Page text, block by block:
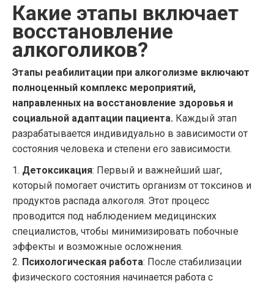
Какие этапы включает
восстановление
алкоголиков?
Этапы реабилитации при алкоголизме включают
полноценный комплекс мероприятий,
направленных на восстановление здоровья и
социальной адаптации пациента. Каждый этап
разрабатывается индивидуально в зависимости от
состояния человека и степени его зависимости.
1. Детоксикация: Первый и важнейший шаг,
который помогает очистить организм от токсинов и
продуктов распада алкоголя. Этот процесс
проводится под наблюдением медицинских
специалистов, чтобы минимизировать побочные
эффекты и возможные осложнения.
2. Психологическая работа: После стабилизации
физического состояния начинается работа с